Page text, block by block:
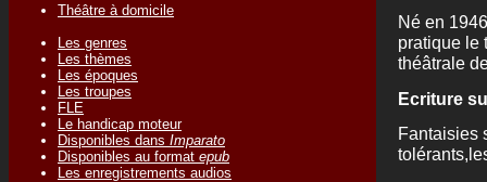
Théâtre à domicile
Les genres
Les thèmes
Les époques
Les troupes
FLE
Le handicap moteur
Disponibles dans Imparato
Disponibles au format epub
Les enregistrements audios
Né en
pratique le
théâtrale
Ecriture
Fantaisies